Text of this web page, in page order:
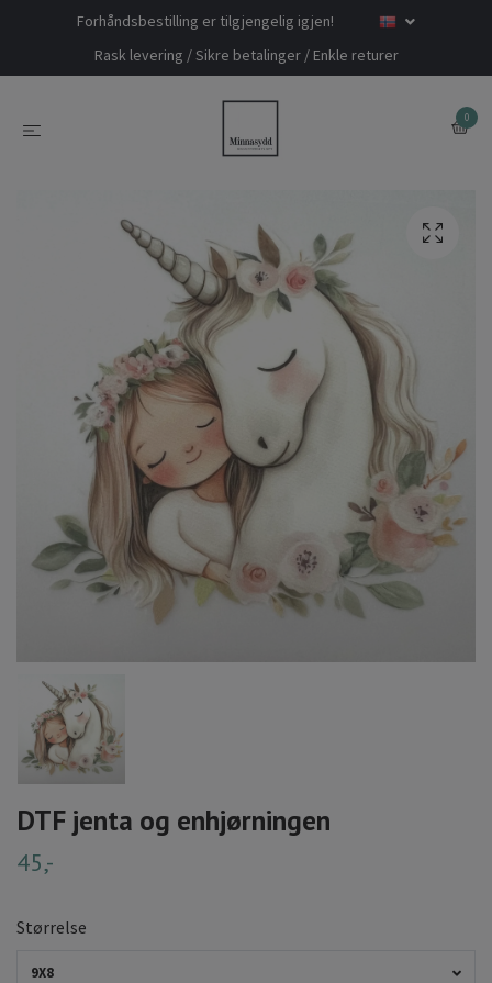
Forhåndsbestilling er tilgjengelig igjen!
Rask levering / Sikre betalinger / Enkle returer
0
DTF jenta og enhjørningen
45,-
Størrelse
9X8